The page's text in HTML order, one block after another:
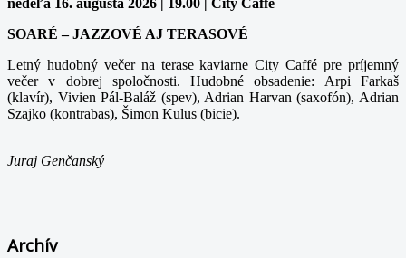
nedeľa 16. augusta 2026 | 19.00 | City Caffe
SOARÉ – JAZZOVÉ AJ TERASOVÉ
Letný hudobný večer na terase kaviarne City Caffé pre príjemný
večer v dobrej spoločnosti. Hudobné obsadenie: Arpi Farkaš
(klavír), Vivien Pál-Baláž (spev), Adrian Harvan (saxofón), Adrian
Szajko (kontrabas), Šimon Kulus (bicie).
Juraj Genčanský
Archív